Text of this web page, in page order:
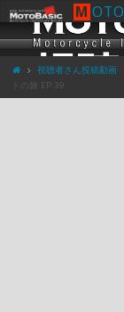
M OTO
視聴者さん投稿動画
トの旅 EP.39